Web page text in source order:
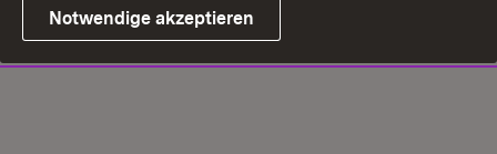
Notwendige akzeptieren